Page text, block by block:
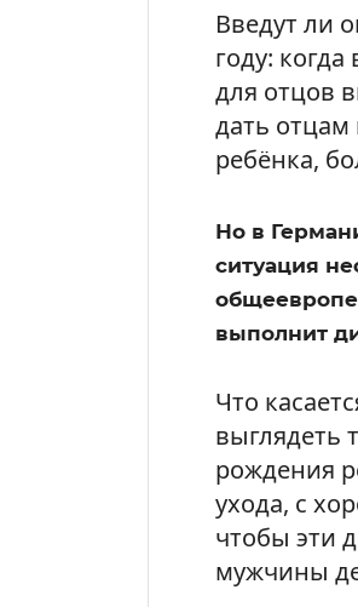
Введут ли
году:
для отцов
дать
ребёнка,
Но в
ситуация
выполнит
Что
выглядеть
рождения
ухода, с
чтобы эти
мужчины